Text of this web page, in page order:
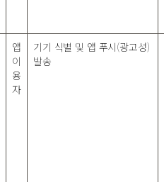
앱
이
용
자
기기 식별 및 앱 푸시(광고성)
발송